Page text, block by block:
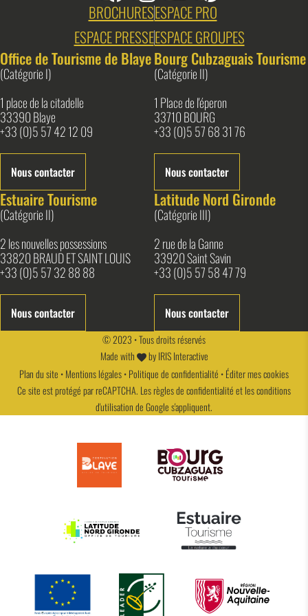
BROCHURESESPACE PRO
ESPACE PRESSEESPACE GROUPES
Office de Tourisme de Blaye
(Catégorie I)
1 place de la citadelle
33390 Blaye
+33 (0)5 57 42 12 09
Nous contacter
Bourg Cubzaguais Tourisme
(Catégorie II)
1 Place de l'éperon
33710 BOURG
+33 (0)5 57 68 31 76
Nous contacter
Estuaire Tourisme
(Catégorie II)
2 les nouvelles possessions
33820 BRAUD ET SAINT LOUIS
+33 (0)5 57 32 88 88
Nous contacter
Latitude Nord Gironde
(Catégorie III)
2 rue de la Ganne
33920 Saint Savin
+33 (0)5 57 58 47 79
Nous contacter
© 2023 • Tous droits réservés
Made with
byIRIS Interactive
Plan du site •Mentions légales•Politique de confidentialité •Éditer mes cookies
Ce site est protégé par reCAPTCHA. Lesrègles de confidentialitéet lesconditions
d'utilisationde Google s'appliquent.